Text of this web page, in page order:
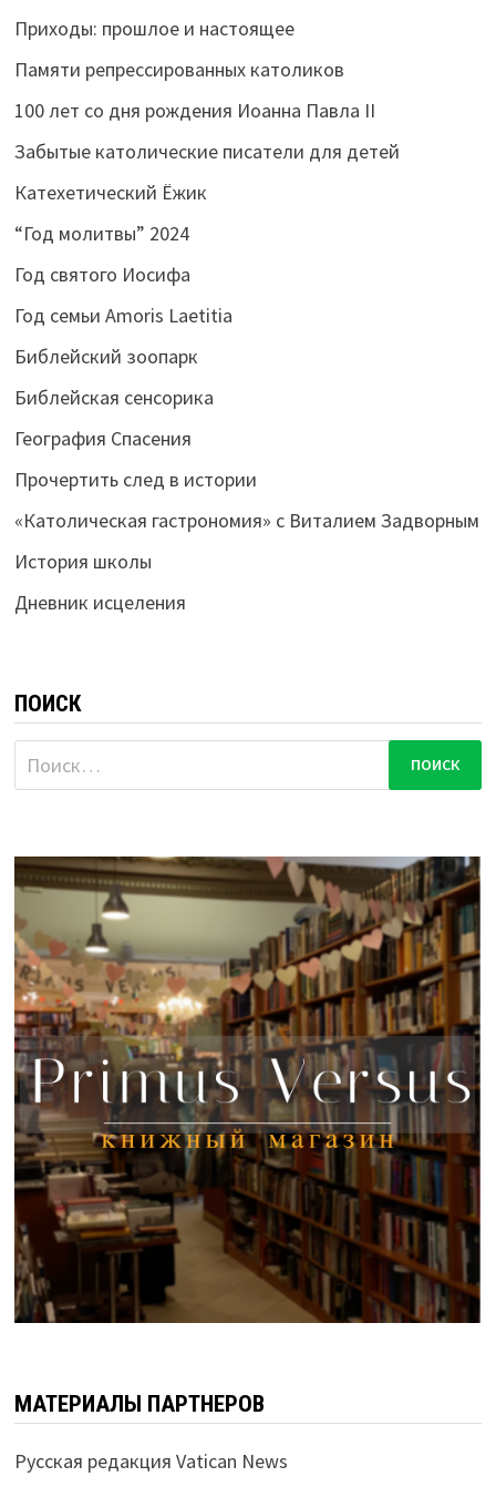
Приходы: прошлое и настоящее
Памяти репрессированных католиков
100 лет со дня рождения Иоанна Павла II
Забытые католические писатели для детей
Катехетический Ёжик
“Год молитвы” 2024
Год святого Иосифа
Год семьи Amoris Laetitia
Библейский зоопарк
Библейская сенсорика
География Спасения
Прочертить след в истории
«Католическая гастрономия» с Виталием Задворным
История школы
Дневник исцеления
ПОИСК
Найти:
МАТЕРИАЛЫ ПАРТНЕРОВ
Русская редакция Vatican News